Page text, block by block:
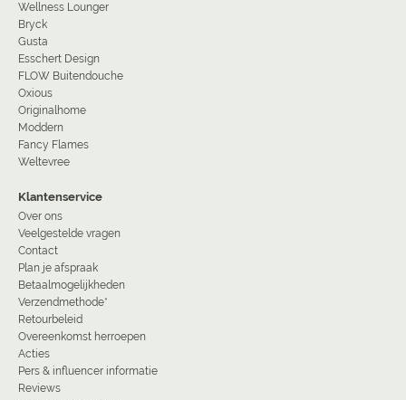
Wellness Lounger
Bryck
Gusta
Esschert Design
FLOW Buitendouche
Oxious
Originalhome
Moddern
Fancy Flames
Weltevree
Klantenservice
Over ons
Veelgestelde vragen
Contact
Plan je afspraak
Betaalmogelijkheden
Verzendmethode*
Retourbeleid
Overeenkomst herroepen
Acties
Pers & influencer informatie
Reviews